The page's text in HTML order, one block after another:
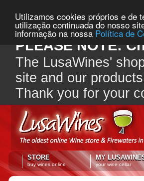
Utilizamos cookies próprios e de
utilização continuada do nosso
informação na nossa Política de
PLEASE NOTE:
The LusaWines'
site and our
Thank you for your
STORE
buy wines online
MY
your wine cellar